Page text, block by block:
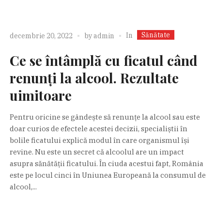
decembrie 20, 2022 byadmin In Sănătate
Ce se întâmplă cu ficatul când
renunți la alcool. Rezultate
uimitoare
Pentru oricine se gândește să renunțe la alcool sau este
doar curios de efectele acestei decizii, specialiștii în
bolile ficatului explică modul în care organismul își
revine. Nu este un secret că alcoolul are un impact
asupra sănătății ficatului. În ciuda acestui fapt, România
este pe locul cinci în Uniunea Europeană la consumul de
alcool,...